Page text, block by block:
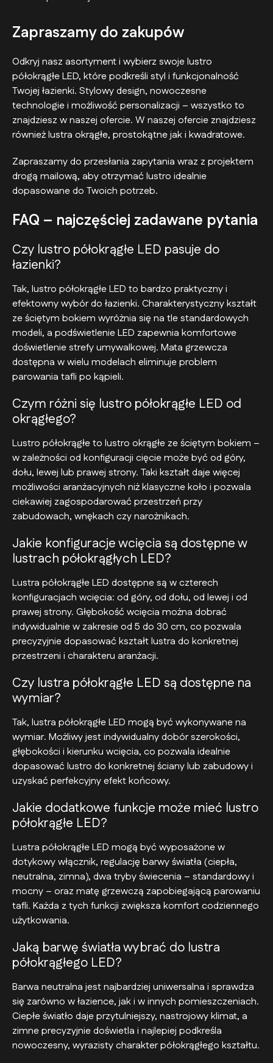
Zapraszamy do zakupów
Odkryj nasz asortyment i wybierz swoje lustro
półokrągłe LED, które podkreśli styl i funkcjonalność
Twojej łazienki. Stylowy design, nowoczesne
technologie i możliwość personalizacji – wszystko to
znajdziesz w naszej ofercie. W naszej ofercie znajdziesz
również lustra okrągłe, prostokątne jak i kwadratowe.
Zapraszamy do przesłania zapytania wraz z projektem
drogą mailową, aby otrzymać lustro idealnie
dopasowane do Twoich potrzeb.
FAQ – najczęściej zadawane pytania
Czy lustro półokrągłe LED pasuje do
łazienki?
Tak, lustro półokrągłe LED to bardzo praktyczny i
efektowny wybór do łazienki. Charakterystyczny kształt
ze ściętym bokiem wyróżnia się na tle standardowych
modeli, a podświetlenie LED zapewnia komfortowe
doświetlenie strefy umywalkowej. Mata grzewcza
dostępna w wielu modelach eliminuje problem
parowania tafli po kąpieli.
Czym różni się lustro półokrągłe LED od
okrągłego?
Lustro półokrągłe to lustro okrągłe ze ściętym bokiem –
w zależności od konfiguracji cięcie może być od góry,
dołu, lewej lub prawej strony. Taki kształt daje więcej
możliwości aranżacyjnych niż klasyczne koło i pozwala
ciekawiej zagospodarować przestrzeń przy
zabudowach, wnękach czy narożnikach.
Jakie konfiguracje wcięcia są dostępne w
lustrach półokrągłych LED?
Lustra półokrągłe LED dostępne są w czterech
konfiguracjach wcięcia: od góry, od dołu, od lewej i od
prawej strony. Głębokość wcięcia można dobrać
indywidualnie w zakresie od 5 do 30 cm, co pozwala
precyzyjnie dopasować kształt lustra do konkretnej
przestrzeni i charakteru aranżacji.
Czy lustra półokrągłe LED są dostępne na
wymiar?
Tak, lustra półokrągłe LED mogą być wykonywane na
wymiar. Możliwy jest indywidualny dobór szerokości,
głębokości i kierunku wcięcia, co pozwala idealnie
dopasować lustro do konkretnej ściany lub zabudowy i
uzyskać perfekcyjny efekt końcowy.
Jakie dodatkowe funkcje może mieć lustro
półokrągłe LED?
Lustra półokrągłe LED mogą być wyposażone w
dotykowy włącznik, regulację barwy światła (ciepła,
neutralna, zimna), dwa tryby świecenia – standardowy i
mocny – oraz matę grzewczą zapobiegającą parowaniu
tafli. Każda z tych funkcji zwiększa komfort codziennego
użytkowania.
Jaką barwę światła wybrać do lustra
półokrągłego LED?
Barwa neutralna jest najbardziej uniwersalna i sprawdza
się zarówno w łazience, jak i w innych pomieszczeniach.
Ciepłe światło daje przytulniejszy, nastrojowy klimat, a
zimne precyzyjnie doświetla i najlepiej podkreśla
nowoczesny, wyrazisty charakter półokrągłego kształtu.